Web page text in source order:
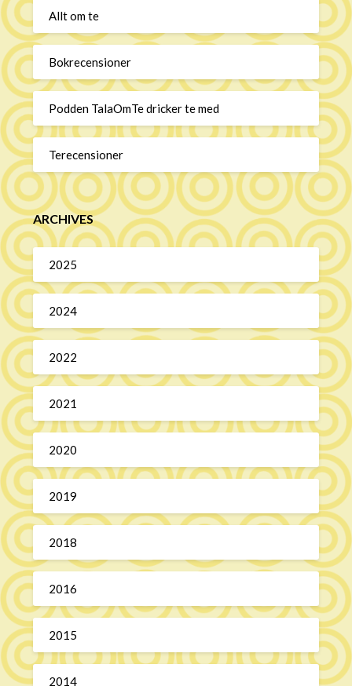
Allt om te
Bokrecensioner
Podden TalaOmTe dricker te med
Terecensioner
ARCHIVES
2025
2024
2022
2021
2020
2019
2018
2016
2015
2014